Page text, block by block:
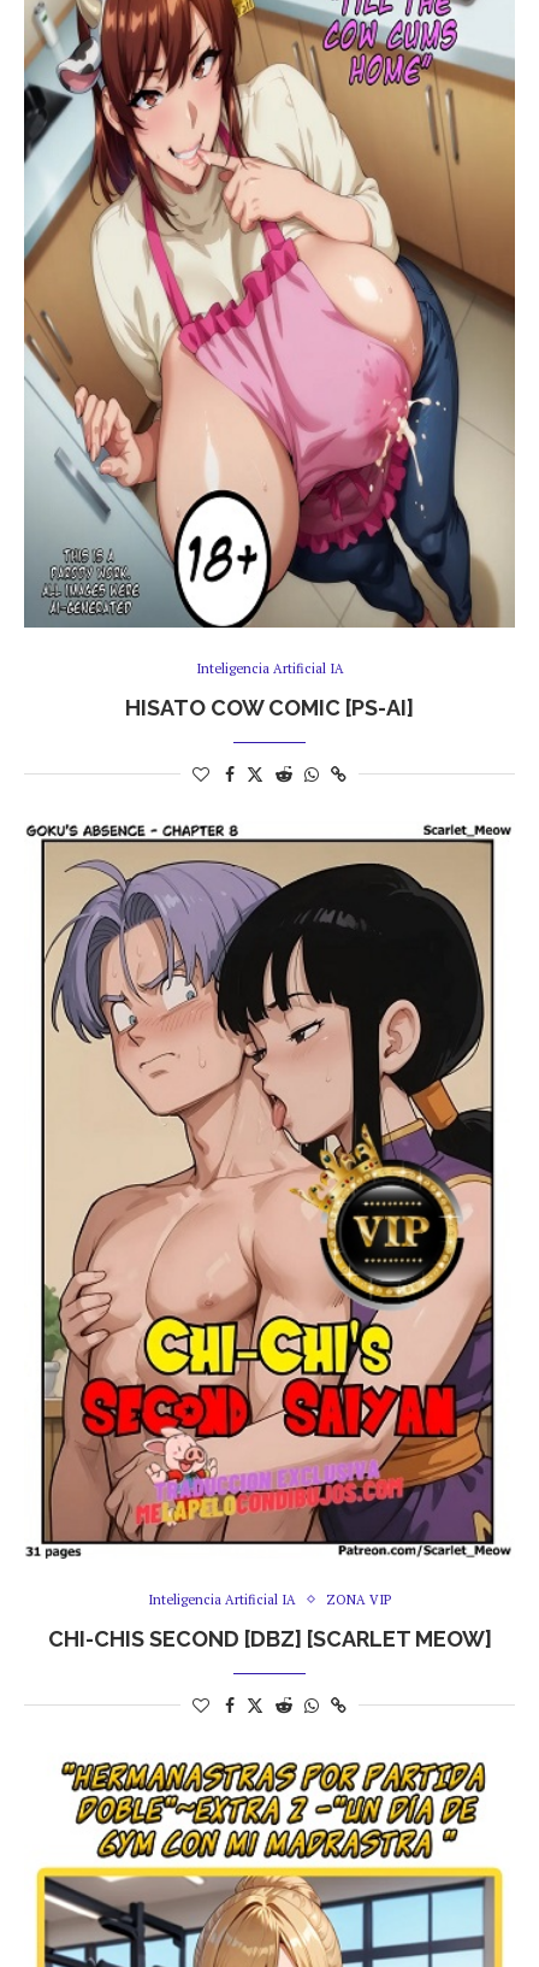
Inteligencia Artificial IA
HISATO COW COMIC [PS-AI]
Inteligencia Artificial IA ZONA VIP
CHI-CHIS SECOND [DBZ] [SCARLET MEOW]